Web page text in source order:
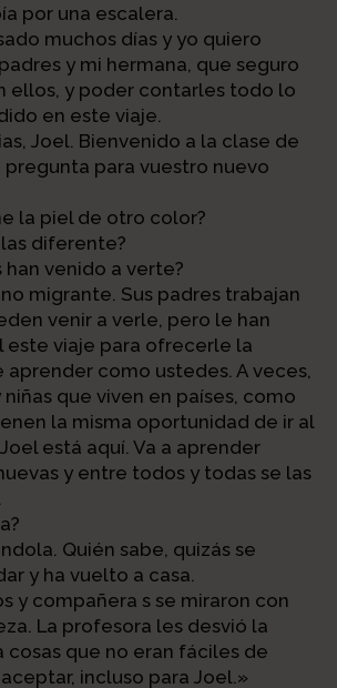
por una escalera.
muchos días y yo quiero
y mi hermana, que seguro
ellos, y poder contarles todo lo
en este viaje.
Joel. Bienvenido a la clase de
pregunta para vuestro nuevo
la piel de otro color?
diferente?
han venido a verte?
migrante. Sus padres trabajan
venir a verle, pero le han
este viaje para ofrecerle la
como ustedes. A veces,
niñas que viven en países, como
la misma oportunidad de ir al
está aquí. Va a aprender
y entre todos y todas se las
Quién sabe, quizás se
y ha vuelto a casa.
y compañera s se miraron con
La profesora les desvió la
cosas que no eran fáciles de
incluso para Joel.»